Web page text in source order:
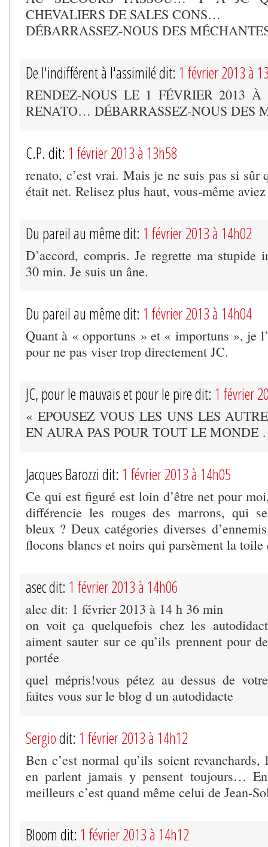
CHEVALIERS DE SALES CONS…
DÉBARRASSEZ-NOUS DES
De l'indifférent à l'assimilé dit: 1 février 2013 à
RENDEZ-NOUS LE 1 FÉVRIER 2013
RENATO… DÉBARRASSEZ-NOUS DES
C.P. dit: 1 février 2013 à 13h58
renato, c’est vrai. Mais je ne suis pas si sûr
était net. Relisez plus haut, vous-même
Du pareil au même dit: 1 février 2013 à 14h02
D’accord, compris. Je regrette ma stupide
30 min. Je suis un âne.
Du pareil au même dit: 1 février 2013 à 14h04
Quant à « opportuns » et « importuns », je
pour ne pas viser trop directement JC.
JC, pour le mauvais et pour le pire dit: 1 février
« EPOUSEZ VOUS LES UNS LES
EN AURA PAS POUR TOUT LE MONDE
Jacques Barozzi dit: 1 février 2013 à 14h05
Ce qui est figuré est loin d’être net pour
différencie les rouges des marrons, qui
bleux ? Deux catégories diverses
flocons blancs et noirs qui parsèment la toile
asec dit: 1 février 2013 à 14h06
alec dit: 1 février 2013 à 14 h 36 min
on voit ça quelquefois chez les
aiment sauter sur ce qu’ils prennent pour
portée
quel mépris!vous pétez au dessus de
faites vous sur le blog d un autodidacte
Sergiodit: 1 février 2013 à 14h12
Ben c’est normal qu’ils soient
en parlent jamais y pensent toujours…
meilleurs c’est quand même celui de Jean-
Bloom dit: 1 février 2013 à 14h12